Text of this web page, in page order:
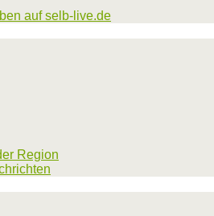
auf selb-live.de
Region